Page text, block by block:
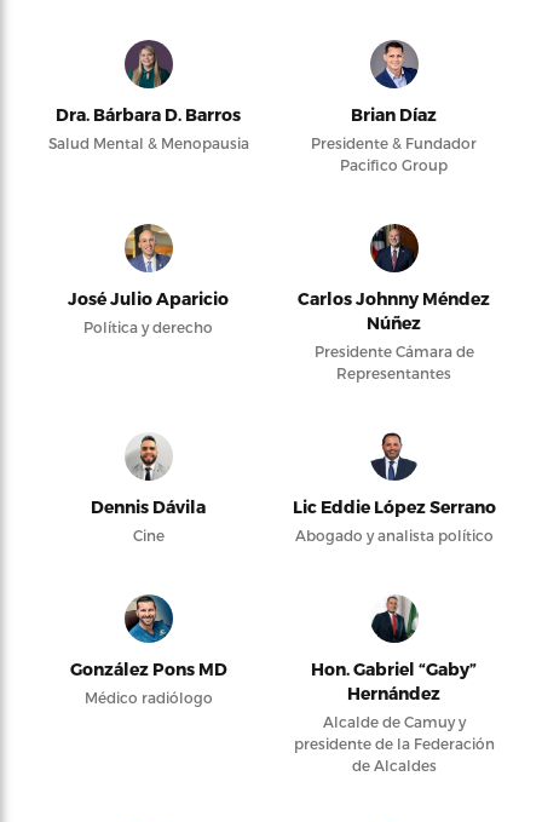
Dra. Bárbara D. Barros
Salud Mental & Menopausia
Brian Díaz
Presidente & Fundador
Pacifico Group
José Julio Aparicio
Política y derecho
Carlos Johnny Méndez
Núñez
Presidente Cámara de
Representantes
Dennis Dávila
Cine
Lic Eddie López Serrano
Abogado y analista político
González Pons MD
Médico radiólogo
Hon. Gabriel “Gaby”
Hernández
Alcalde de Camuy y
presidente de la Federación
de Alcaldes